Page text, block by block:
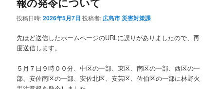
投稿日時:2026年5月7日 投稿者: 広島市 災害対策課
先ほど送信したホームページのURLに誤りがありましたので、再
度送信します。
５月７日９時００分、中区の一部、東区、南区の一部、西区の一
部、安佐南区の一部、安佐北区、安芸区、佐伯区の一部に林野火